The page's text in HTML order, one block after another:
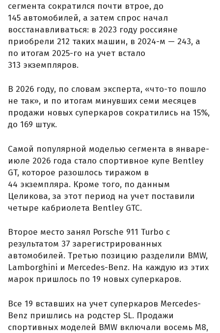
сегмента сократился почти втрое, до
145 автомобилей, а затем спрос начал
восстанавливаться: в 2023 году россияне
приобрели 212 таких машин, в 2024-м — 243, а
по итогам 2025-го на учет встало
313 экземпляров.
В 2026 году, по словам эксперта, «что-то пошло
не так», и по итогам минувших семи месяцев
продажи новых суперкаров сократились на 15%,
до 169 штук.
Самой популярной моделью сегмента в январе-
июле 2026 года стало спортивное купе Bentley
GT, которое разошлось тиражом в
44 экземпляра. Кроме того, по данным
Целикова, за этот период на учет поставили
четыре кабриолета Bentley GTC.
Второе место занял Porsche 911 Turbo с
результатом 37 зарегистрированных
автомобилей. Третью позицию разделили BMW,
Lamborghini и Mercedes-Benz. На каждую из этих
марок пришлось по 19 новых суперкаров.
Все 19 вставших на учет суперкаров Mercedes-
Benz пришлись на родстер SL. Продажи
спортивных моделей BMW включали восемь M8,